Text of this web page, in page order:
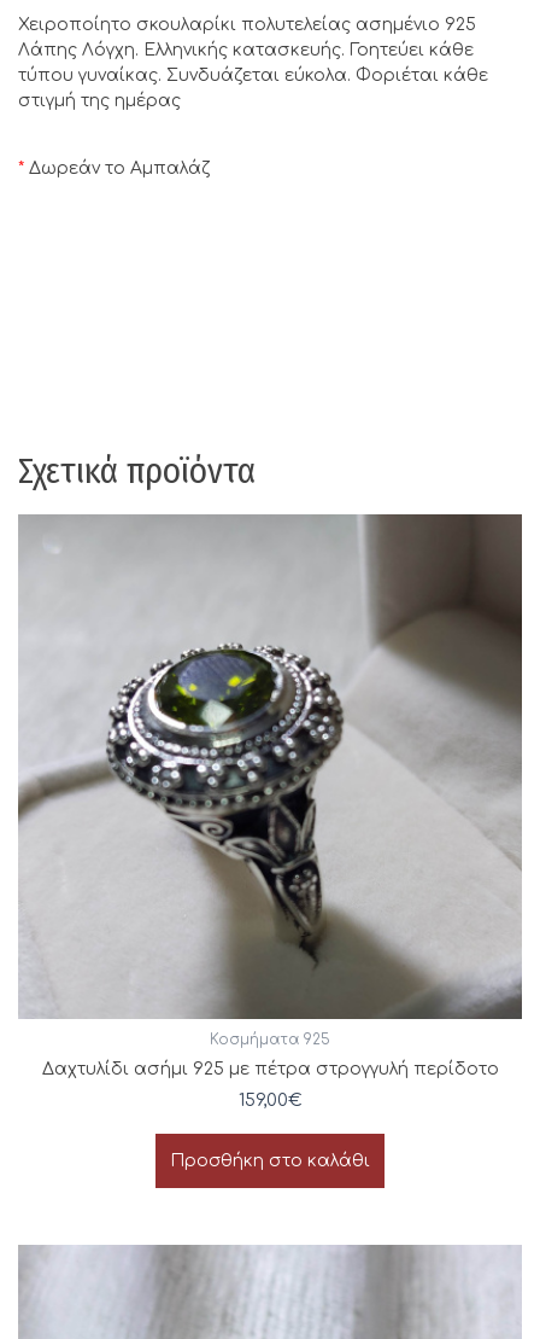
Χειροποίητο σκουλαρίκι πολυτελείας ασημένιο 925
Λάπης Λόγχη. Ελληνικής κατασκευής. Γοητεύει κάθε
τύπου γυναίκας. Συνδυάζεται εύκολα. Φοριέται κάθε
στιγμή της ημέρας
* Δωρεάν το Αμπαλάζ
Σχετικά προϊόντα
Κοσμήματα 925
Δαχτυλίδι ασήμι 925 με πέτρα στρογγυλή περίδοτο
159,00€
Προσθήκη στο καλάθι